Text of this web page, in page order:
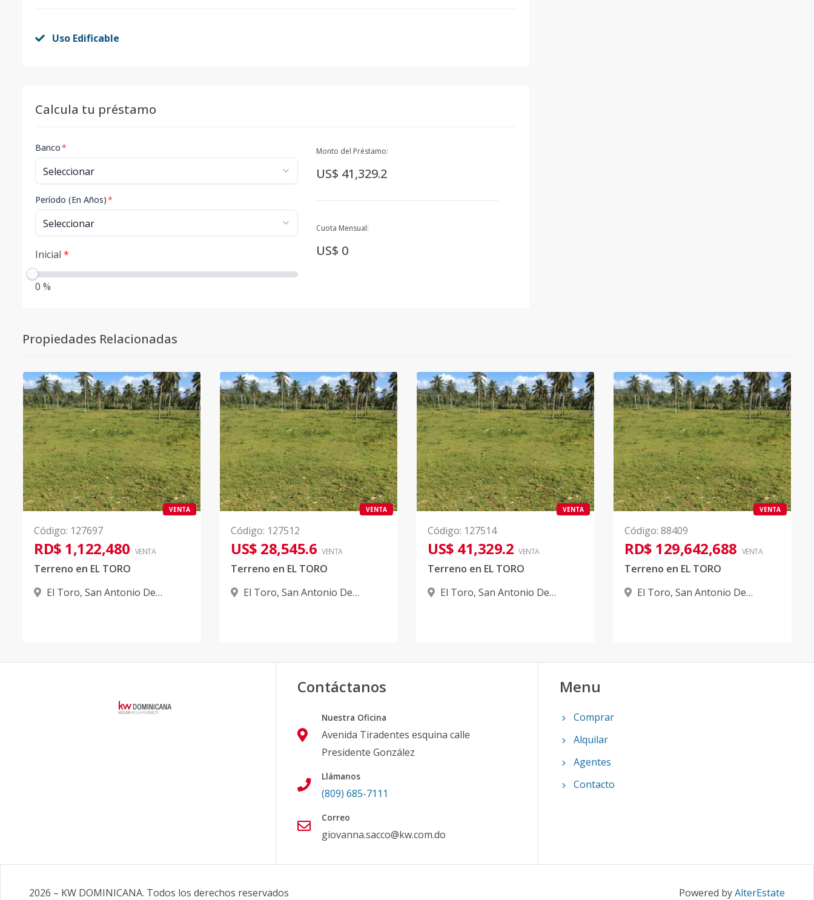
Uso Edificable
Calcula tu préstamo
Banco*
Período (En Años)*
Inicial *
0 %
Monto del Préstamo:
US$ 41,329.2
Cuota Mensual:
US$ 0
Propiedades Relacionadas
VENTA
Código: 127697
RD$ 1,122,480 VENTA
Terreno en EL TORO
El Toro, San Antonio De
VENTA
Código: 127512
US$ 28,545.6 VENTA
Terreno en EL TORO
El Toro, San Antonio De
VENTA
Código: 127514
US$ 41,329.2 VENTA
Terreno en EL TORO
El Toro, San Antonio De
VENTA
Código: 88409
RD$ 129,642,688 VENTA
Terreno en EL TORO
El Toro, San Antonio De
Contáctanos
Nuestra Oficina
Avenida Tiradentes esquina calle
Presidente González
Llámanos
(809) 685-7111
Correo
giovanna.sacco@kw.com.do
Menu
Comprar
Alquilar
Agentes
Contacto
2026 – KW DOMINICANA. Todos los derechos reservados Powered byAlterEstate